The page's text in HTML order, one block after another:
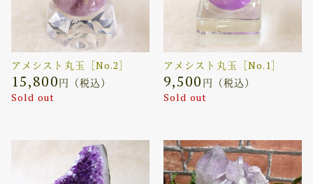
アメシスト丸玉［No.2］
15,800円（税込）
Sold out
アメシスト丸玉［No.1］
9,500 円（税込）
Sold out